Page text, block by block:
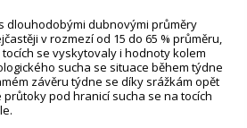
dlouhodobými dubnovými průměry
v rozmezí od 15 do 65 % průměru,
se vyskytovaly i hodnoty kolem
sucha se situace během týdne
závěru týdne se díky srážkám opět
průtoky pod hranicí sucha se na tocích